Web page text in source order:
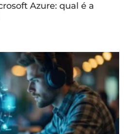
Azure: qual é a